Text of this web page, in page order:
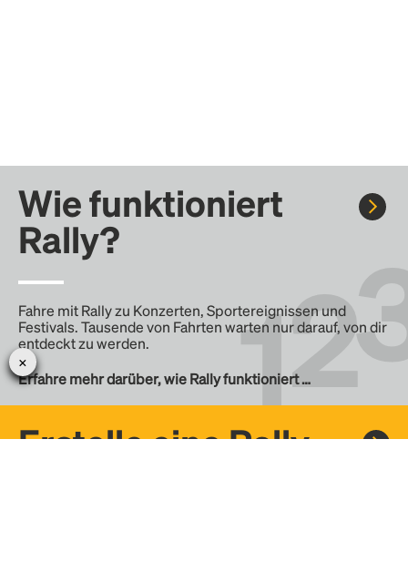
Wie funktioniert
Rally?
Fahre mit Rally zu Konzerten, Sportereignissen und
Festivals. Tausende von Fahrten warten nur darauf, von dir
entdeckt zu werden.
Erfahre mehr darüber, wie Rally funktioniert …
Erstelle eine Rally